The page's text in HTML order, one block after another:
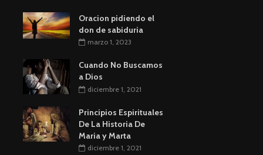
Oracion pidiendo el
don de sabiduria
marzo 1, 2023
Cuando No Buscamos
a Dios
diciembre 1, 2021
Principios Espirituales
De La Historia De
Maria y Marta
diciembre 1, 2021